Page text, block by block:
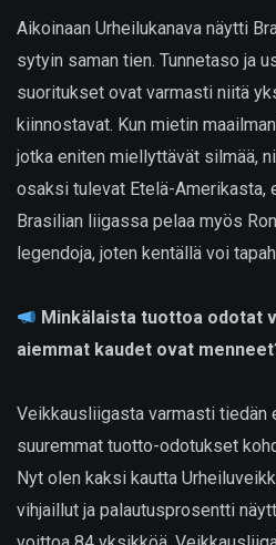
Aikoinaan Urheilukanava näytti
sytyin saman tien. Tunnetaso ja
suoritukset ovat varmasti niitä
kiinnostavat. Kun mietin
jotka eniten miellyttävät silmää,
osaksi tulevat Etelä-Amerikasta,
Brasilian liigassa pelaa myös
legendoja, joten kentällä voi
Minkälaista tuottoa odotat
aiemmat kaudet ovat
Veikkausliigasta varmasti tiedän
suuremmat tuotto-odotukset
Nyt olen kaksi kautta
vihjaillut ja palautusprosentti